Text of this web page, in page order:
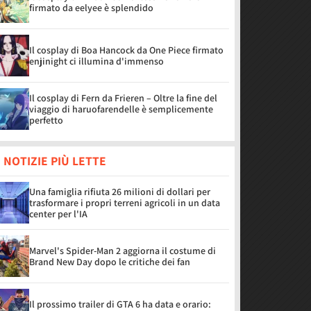
firmato da eelyee è splendido
Il cosplay di Boa Hancock da One Piece firmato
enjinight ci illumina d'immenso
Il cosplay di Fern da Frieren – Oltre la fine del
viaggio di haruofarendelle è semplicemente
perfetto
NOTIZIE PIÙ LETTE
Una famiglia rifiuta 26 milioni di dollari per
trasformare i propri terreni agricoli in un data
center per l'IA
Marvel's Spider-Man 2 aggiorna il costume di
Brand New Day dopo le critiche dei fan
Il prossimo trailer di GTA 6 ha data e orario: